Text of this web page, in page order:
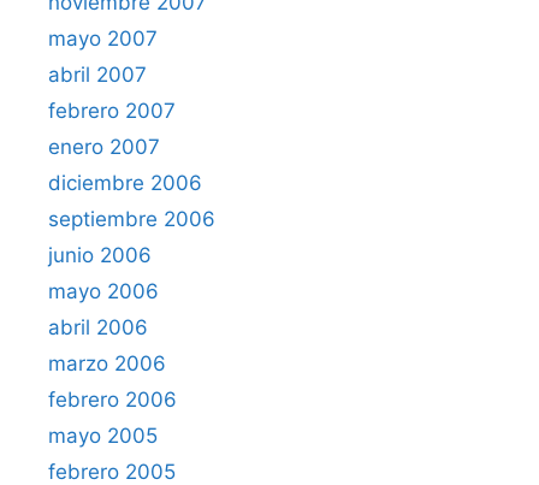
mayo 2007
abril 2007
febrero 2007
enero 2007
diciembre 2006
septiembre 2006
junio 2006
mayo 2006
abril 2006
marzo 2006
febrero 2006
mayo 2005
febrero 2005